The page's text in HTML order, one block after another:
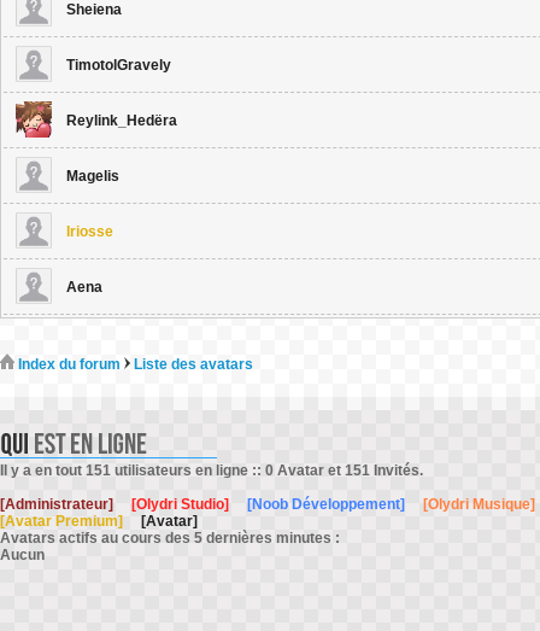
Sheiena
TimotolGravely
Reylink_Hedëra
Magelis
Iriosse
Aena
Index du forum Liste des avatars
Il y a en tout 151 utilisateurs en ligne :: 0 Avatar et 151 Invités.
[Administrateur]
[Olydri Studio] [Noob Développement]
[Olydri Musique]
[Avatar Premium]
[Avatar]
Avatars actifs au cours des 5 dernières minutes :
Aucun